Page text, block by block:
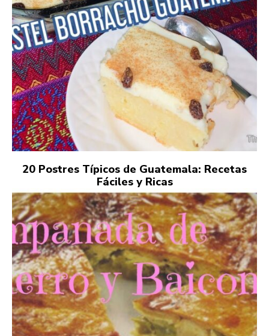
20 Postres Típicos de Guatemala: Recetas
Fáciles y Ricas